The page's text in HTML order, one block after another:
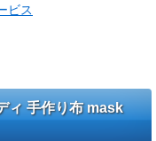
ィ 手作り布 mask